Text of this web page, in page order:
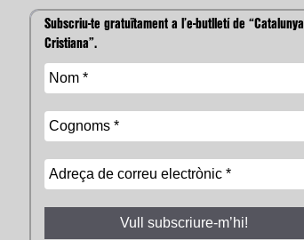
Subscriu-te gratuïtament a l’e-butlletí de “Catalunya
Cristiana”.